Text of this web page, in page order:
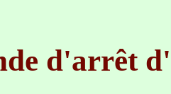
d'arrêt